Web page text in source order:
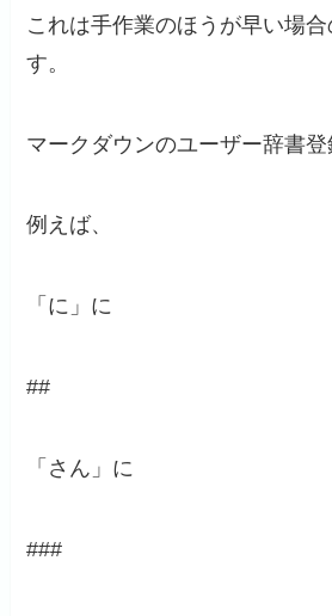
これは手作業のほうが早い場
す。
マークダウンのユーザー辞書登
例えば、
「に」に
##
「さん」に
###